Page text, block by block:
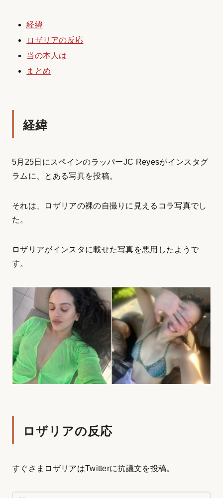
経緯
ロザリアの反応
当の本人は
まとめ
経緯
5月25日にスペインのラッパーJC Reyesがインスタグ
ラムに、とある写真を投稿。
それは、ロザリアの裸の自撮りに見えるコラ写真でし
た。
ロザリアがインスタに載せた写真を悪用したようで
す。
ロザリアの反応
すぐさまロザリアはTwitterに抗議文を投稿。